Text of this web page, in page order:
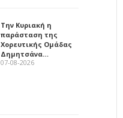
Την Κυριακή η
παράσταση της
Χορευτικής Ομάδας
Δημητσάνα…
07-08-2026